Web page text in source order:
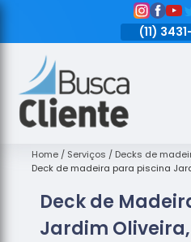
(11)
Assoalhos
de Madeira
Madeira
Empresas
Home Serviços Decks de
Deck de madeira para piscina
Deck de
Jardim Oliveira,